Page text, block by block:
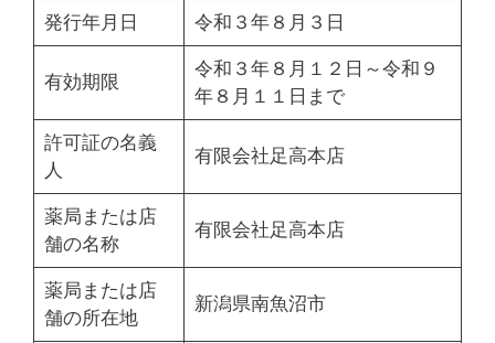
発行年月日 令和３年８月３日
有効期限
令和３年８月１２日～令和９
年８月１１日まで
許可証の名義
人
有限会社足高本店
薬局または店
舗の名称
有限会社足高本店
薬局または店
舗の所在地
新潟県南魚沼市